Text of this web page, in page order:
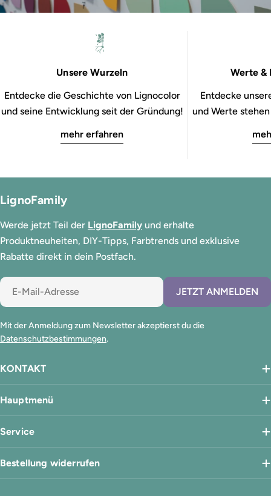
Unsere Wurzeln
Entdecke die Geschichte von Lignocolor
und seine Entwicklung seit der Gründung!
mehr erfahren
Werte &
Entdecke
und Werte
KONTAKT
Hauptmenü
Service
LignoFamily
Werde jetzt Teil der LignoFamily und erhalte
Produktneuheiten, DIY-Tipps, Farbtrends und exklusive
Rabatte direkt in dein Postfach.
E-
Mail
JETZT ANMELDEN
Mit der Anmeldung zum Newsletter akzeptierst du die
Datenschutzbestimmungen.
Bestellung widerrufen